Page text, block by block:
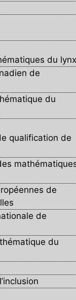
du lynx
de
du
qualification de
de
de
du